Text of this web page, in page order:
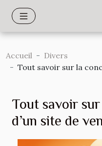
Accueil
Divers
Tout savoir sur la
Tout savoir
d’un site de